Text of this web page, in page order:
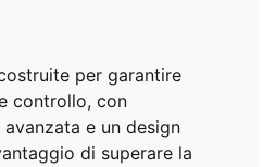
per garantire
controllo, con
e un design
di superare la